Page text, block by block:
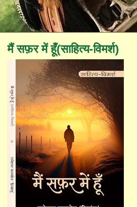
मैं सफ़र में हूँ(साहित्य-विमर्श)